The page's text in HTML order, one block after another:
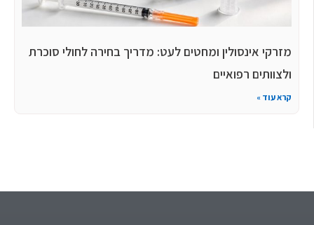
מזרקי אינסולין ומחטים לעט: מדריך בחירה לחולי סוכרת
ולצוותים רפואיים
קרא עוד »